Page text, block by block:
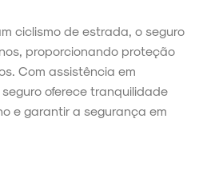
ciclismo de estrada, o seguro
proporcionando proteção
Com assistência em
oferece tranquilidade
e garantir a segurança em